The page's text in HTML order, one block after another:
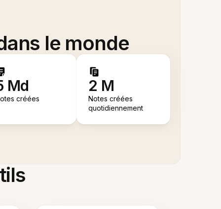
le monde
Md
créées
2 M
Notes créées
quotidiennement